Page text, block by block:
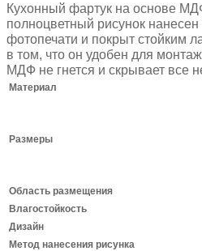
Кухонный фартук на основе
полноцветный рисунок
фотопечати и покрыт стойким
в том, что он удобен для
МДФ не гнется и скрывает все
Материал
Размеры
Область размещения
Влагостойкость
Дизайн
Метод нанесения рисунка